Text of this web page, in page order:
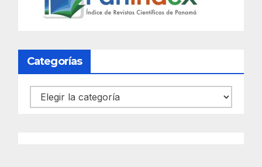
Categorías
Categorías